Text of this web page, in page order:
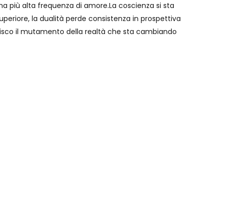
più alta frequenza di amore.La coscienza si sta
la dualità perde consistenza in prospettiva
il mutamento della realtà che sta cambiando